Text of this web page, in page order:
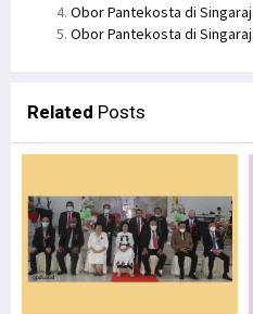
Obor Pantekosta di
Obor Pantekosta di
Related Posts